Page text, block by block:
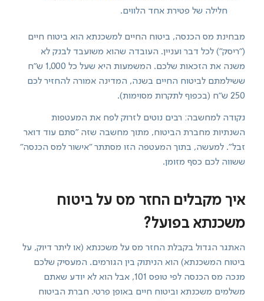
חלילה של פטירת אחד הלווים.
מבחינת מס הכנסה, ביטוח החיים למשכנתא הוא ביטוח חיים
("ריסק") לכל דבר ועניין. העובדה שהוא משועבד לבנק לא
משנה את הזכאות שלכם. המשמעות היא שעל כל 1,000 ש"ח
ששילמתם לביטוח החיים בשנה, המדינה אמורה להחזיר לכם
250 ש"ח (בכפוף לתקרות מסוימות).
נקודה למחשבה: רבים נוטים לזרוק לפח את המעטפות
השנתיות מחברת הביטוח, מתוך מחשבה שזה "סתם עוד דואר
זבל". למעשה, בתוך המעטפה הזו מסתתר "אישור למס הכנסה"
ששווה לכם כסף מזומן.
איך מקבלים החזר מס על ביטוח
משכנתא בפועל?
האתגר הגדול בקבלת החזר מס על משכנתא (או ליתר דיוק, על
ביטוח המשכנתא) הוא הניתוק בין הגורמים. המעסיק שלכם
מנכה מס הכנסה לפי טופס 101, אבל הוא לא יודע שאתם
משלמים משכנתא וביטוח חיים באופן פרטי. חברת הביטוח